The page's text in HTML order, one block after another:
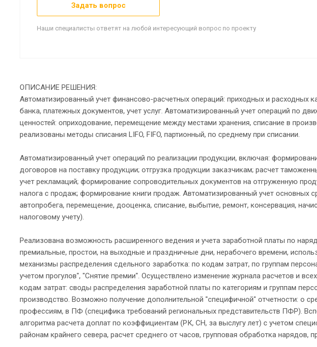
Задать вопрос
Наши специалисты ответят на любой интересующий вопрос по проекту
ОПИСАНИЕ РЕШЕНИЯ:
Автоматизированный учет финансово-расчетных операций: приходных и расходных
банка, платежных документов, учет услуг. Автоматизированный учет операций по
ценностей: оприходование, перемещение между местами хранения, списание в
реализованы методы списания LIFO, FIFO, партионный, по среднему при списании.
Автоматизированный учет операций по реализации продукции, включая:
договоров на поставку продукции; отгрузка продукции заказчикам; расчет
учет рекламаций; формирование сопроводительных документов на отгруженную
налога с продаж; формирование книги продаж. Автоматизированный учет основных
автопробега, перемещение, дооценка, списание, выбытие, ремонт, консервация,
налоговому учету).
Реализована возможность расширенного ведения и учета заработной платы по
премиальные, простои, на выходные и праздничные дни, нерабочего времени,
механизмы распределения сдельного заработка: по кодам затрат, по группам
учетом прогулов", "Снятие премии". Осуществлено изменение журнала расчетов и
кодам затрат: своды распределения заработной платы по категориям и группам
производство. Возможно получение дополнительной "специфичной" отчетности: о
профессиям, в ПФ (специфика требований региональных представительств ПФР).
алгоритма расчета доплат по коэффициентам (РК, СН, за выслугу лет) с учетом
районам крайнего севера, расчет среднего от часов, групповая обработка нарядов,